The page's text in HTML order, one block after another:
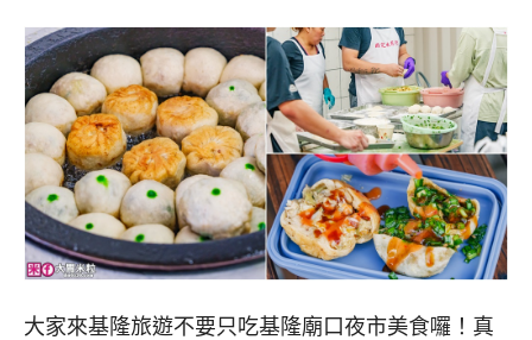
大家來基隆旅遊不要只吃基隆廟口夜市美食囉！真